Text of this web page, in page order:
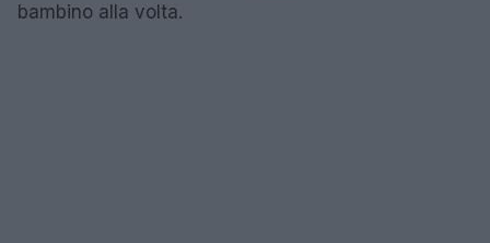
bambino alla volta.